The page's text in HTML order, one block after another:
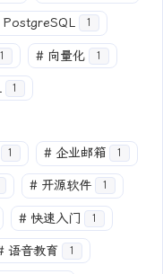
PostgreSQL 1
1 # 向量化 1
1
1 # 企业邮箱 1
# 开源软件 1
# 快速入门 1
语音教育 1